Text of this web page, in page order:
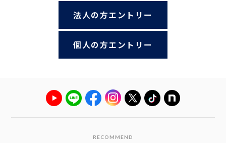
法人の方エントリー
個人の方エントリー
RECOMMEND